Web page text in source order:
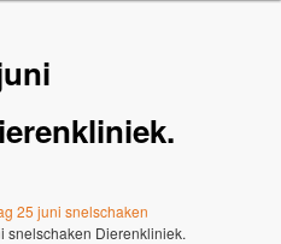
25 juni snelschaken
snelschaken Dierenkliniek.